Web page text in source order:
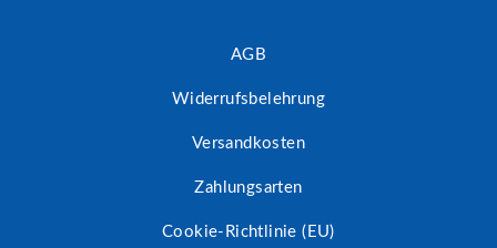
AGB
Widerrufsbelehrung
Versandkosten
Zahlungsarten
Cookie-Richtlinie (EU)